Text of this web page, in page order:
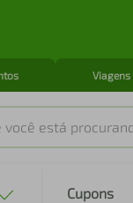
Viagens
está procurando?
Cupons